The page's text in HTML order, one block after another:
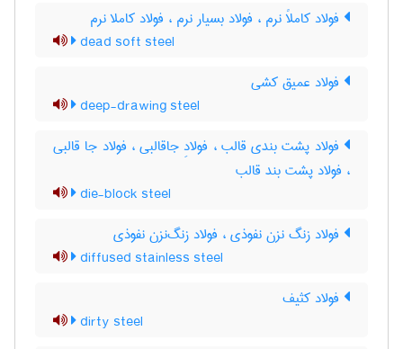
فولاد کاملاً نرم ، فولاد بسیار نرم ، فولاد کاملا نرم
dead soft steel
فولاد عمیق کشی
deep-drawing steel
فولاد پشت بندی قالب ، فولادِ جاقالبی ، فولاد جا قالبی
، فولاد پشت بند قالب
die-block steel
فولاد زنگ نزن نفوذی ، فولاد زنگ‌نزن نفوذی
diffused stainless steel
فولاد کثیف
dirty steel